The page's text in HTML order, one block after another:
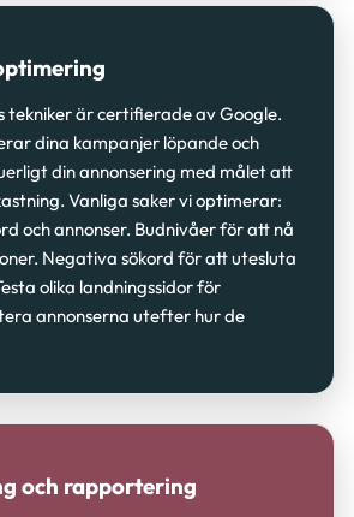
tekniker är certifierade av Google.
dina kampanjer löpande och
din annonsering med målet att
Vanliga saker vi optimerar:
och annonser. Budnivåer för att nå
Negativa sökord för att utesluta
olika landningssidor för
annonserna utefter hur de
och rapportering